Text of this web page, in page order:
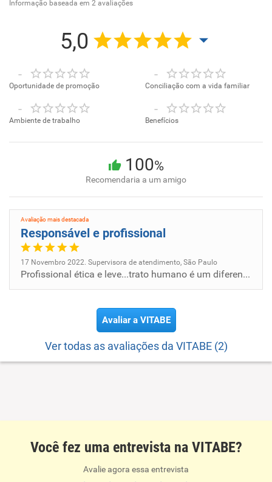
Informação baseada em 2 avaliações
5,0
-
Oportunidade de promoção
-
Conciliação com a vida familiar
-
Ambiente de trabalho
-
Benefícios
100%
Recomendaria a um amigo
Avaliação mais destacada
Responsável e profissional
17 Novembro 2022. Supervisora de atendimento, São Paulo
Profissional ética e leve...trato humano é um diferencial
Avaliar a VITABE
Ver todas as avaliações da VITABE (2)
Você fez uma entrevista na VITABE?
Avalie agora essa entrevista